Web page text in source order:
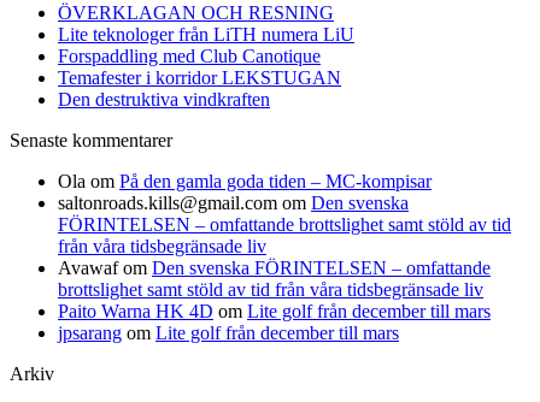
ÖVERKLAGAN OCH RESNING
Lite teknologer från LiTH numera LiU
Forspaddling med Club Canotique
Temafester i korridor LEKSTUGAN
Den destruktiva vindkraften
Senaste kommentarer
Ola om På den gamla goda tiden – MC-kompisar
saltonroads.kills@gmail.com om Den svenska
FÖRINTELSEN – omfattande brottslighet samt stöld av tid
från våra tidsbegränsade liv
Avawafom Den svenska FÖRINTELSEN – omfattande
brottslighet samt stöld av tid från våra tidsbegränsade liv
Paito Warna HK 4D om Lite golf från december till mars
jpsarang om Lite golf från december till mars
Arkiv